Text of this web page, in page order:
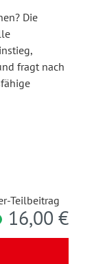
Die
fragt nach
Teilbeitrag
16,00 €